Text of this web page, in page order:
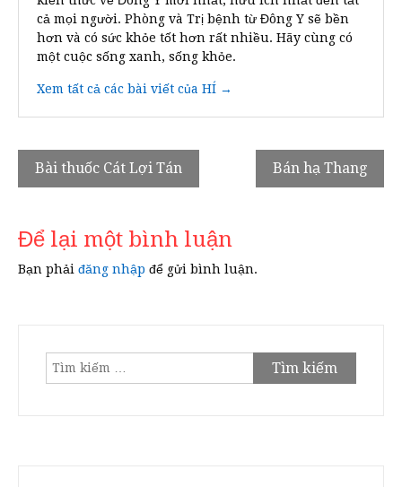
cả mọi người. Phòng và Trị bệnh từ Đông Y sẽ bền
hơn và có sức khỏe tốt hơn rất nhiều. Hãy cùng có
một cuộc sống xanh, sống khỏe.
Xem tất cả các bài viết của HÍ →
Điều
hướng
bài
viết
Bài thuốc Cát Lợi Tán Bán hạ Thang
Để lại một bình luận
Bạn phải đăng nhập để gửi bình luận.
Tìm